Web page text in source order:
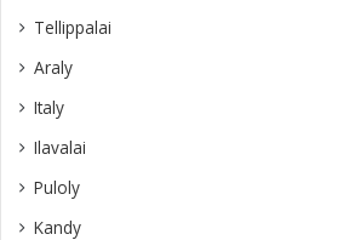
Tellippalai
Araly
Italy
Ilavalai
Puloly
Kandy